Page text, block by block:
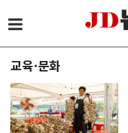
교육·문화